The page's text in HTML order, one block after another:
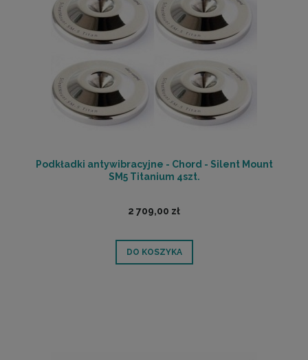
Podkładki antywibracyjne - Chord - Silent Mount
SM5 Titanium 4szt.
2 709,00 zł
DO KOSZYKA